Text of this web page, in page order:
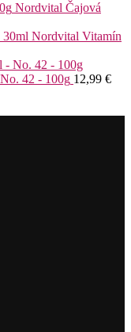
Nordvital Čajová
Nordvital Vitamín
42 - 100g 12,99 €